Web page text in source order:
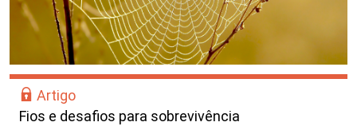
Artigo
Fios e desafios para sobrevivência